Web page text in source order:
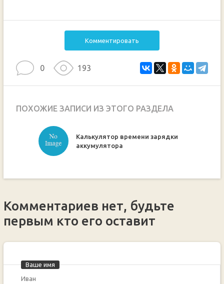
Комментировать
0 193
ПОХОЖИЕ ЗАПИСИ ИЗ ЭТОГО РАЗДЕЛА
Калькулятор времени зарядки
аккумулятора
Комментариев нет, будьте
первым кто его оставит
Ваше имя